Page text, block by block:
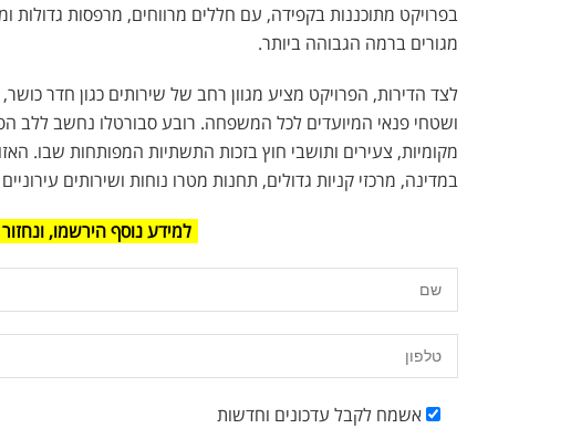
בפרויקט מתוכננות בקפידה, עם חללים מרווחים, מרפסות גדולות
מגורים ברמה הגבוהה ביותר.
לצד הדירות, הפרויקט מציע מגוון רחב של שירותים כגון חדר
ושטחי פנאי המיועדים לכל המשפחה. רובע סבורטלו נחשב ללב
מקומיות, צעירים ותושבי חוץ בזכות התשתיות המפותחות שבו.
במדינה, מרכזי קניות גדולים, תחנות מטרו נוחות ושירותים עירוניים
למידע נוסף הירשמו,
אשמח לקבל עדכונים וחדשות